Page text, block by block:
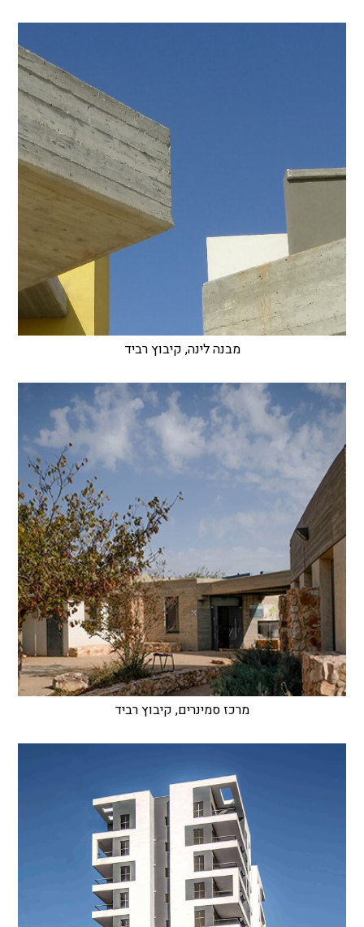
מבנה לינה, קיבוץ רביד
מרכז סמינרים, קיבוץ רביד